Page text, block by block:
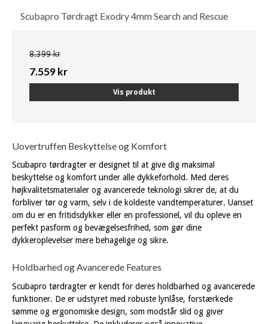
Scubapro Tørdragt Exodry 4mm Search and Rescue
8.399 kr
7.559 kr
Vis produkt
Uovertruffen Beskyttelse og Komfort
Scubapro tørdragter er designet til at give dig maksimal
beskyttelse og komfort under alle dykkeforhold. Med deres
højkvalitetsmaterialer og avancerede teknologi sikrer de, at du
forbliver tør og varm, selv i de koldeste vandtemperaturer. Uanset
om du er en fritidsdykker eller en professionel, vil du opleve en
perfekt pasform og bevægelsesfrihed, som gør dine
dykkeroplevelser mere behagelige og sikre.
Holdbarhed og Avancerede Features
Scubapro tørdragter er kendt for deres holdbarhed og avancerede
funktioner. De er udstyret med robuste lynlåse, forstærkede
sømme og ergonomiske design, som modstår slid og giver